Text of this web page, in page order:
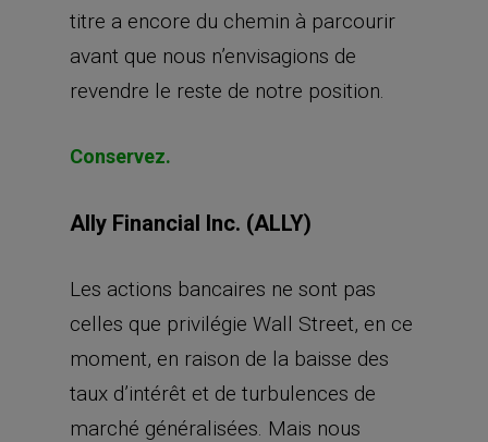
titre a encore du chemin à parcourir
avant que nous n’envisagions de
revendre le reste de notre position.
Conservez.
Ally Financial Inc. (ALLY)
Les actions bancaires ne sont pas
celles que privilégie Wall Street, en ce
moment, en raison de la baisse des
taux d’intérêt et de turbulences de
marché généralisées. Mais nous